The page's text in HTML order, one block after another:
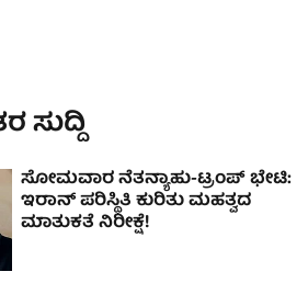
ಸುದ್ದಿ
ಸೋಮವಾರ ನೆತನ್ಯಾಹು-ಟ್ರಂಪ್ ಭೇಟಿ:
ಇರಾನ್ ಪರಿಸ್ಥಿತಿ ಕುರಿತು ಮಹತ್ವದ
ಮಾತುಕತೆ ನಿರೀಕ್ಷೆ!